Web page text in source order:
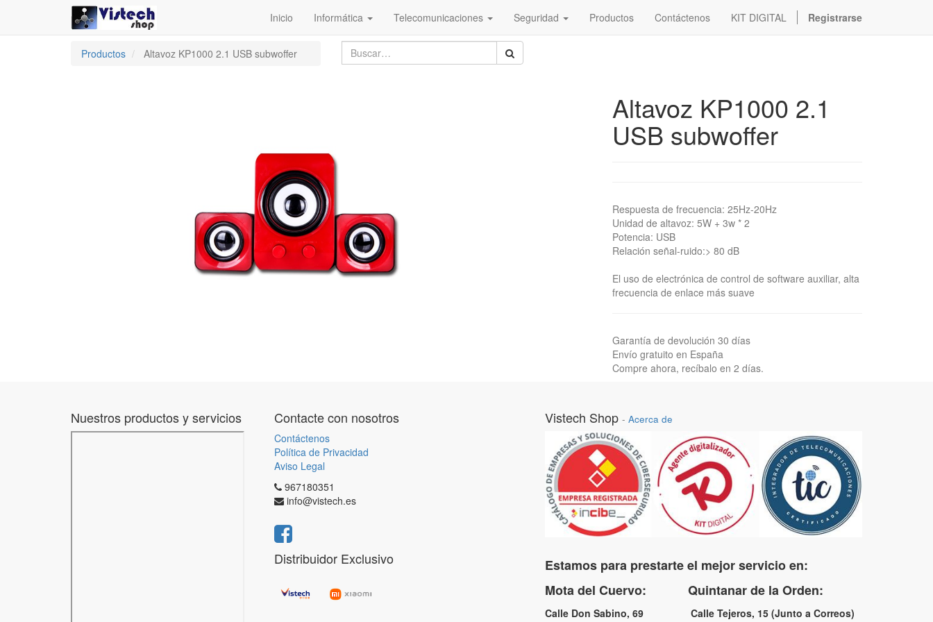
Inicio Informática Telecomunicaciones Seguridad Productos Contáctenos KIT DIGITAL Registrarse
Productos Altavoz KP1000 2.1 USB subwoffer
Altavoz KP1000 2.1
USB subwoffer
Respuesta de frecuencia: 25Hz-20Hz
Unidad de altavoz: 5W + 3w * 2
Potencia: USB
Relación señal-ruido:> 80 dB
El uso de electrónica de control de software auxiliar, alta
frecuencia de enlace más suave
Garantía de devolución 30 días
Envío gratuito en España
Compre ahora, recíbalo en 2 días.
Nuestros productos y servicios Contacte con nosotros
Contáctenos
Política de Privacidad
Aviso Legal
967180351
info@vistech.es
Distribuidor Exclusivo
Vistech Shop - Acerca de
Estamos para prestarte el mejor servicio en:
Mota del Cuervo: Quintanar de la Orden:
Calle Don Sabino, 69 Calle Tejeros, 15 (Junto a Correos)